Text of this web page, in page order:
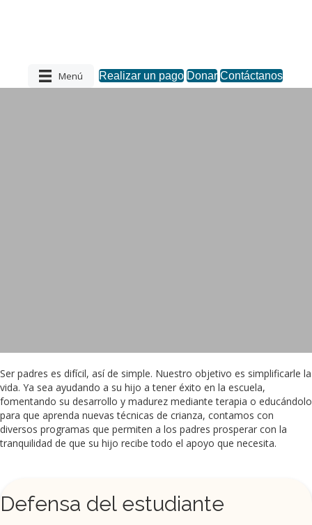
Realizar un pago Donar Contáctanos
Menú
Ser padres es difícil, así de simple. Nuestro objetivo es simplificarle la
vida. Ya sea ayudando a su hijo a tener éxito en la escuela,
fomentando su desarrollo y madurez mediante terapia o educándolo
para que aprenda nuevas técnicas de crianza, contamos con
diversos programas que permiten a los padres prosperar con la
tranquilidad de que su hijo recibe todo el apoyo que necesita.
Defensa del estudiante